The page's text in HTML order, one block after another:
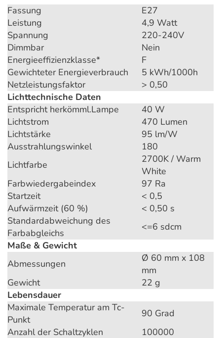
Fassung
E27
Leistung
4,9 Watt
Spannung
220-240V
Dimmbar
Nein
Energieeffizienzklasse*
F
Gewichteter Energieverbrauch
5 kWh/1000h
Netzleistungsfaktor
> 0,50
Lichttechnische Daten
Entspricht herkömml.Lampe
40 W
Lichtstrom
470 Lumen
Lichtstärke
95 lm/W
Ausstrahlungswinkel
180
Lichtfarbe
2700K / Warm
White
Farbwiedergabeindex
97 Ra
Startzeit
< 0,5
Aufwärmzeit (60 %)
< 0,50 s
Standardabweichung des
Farbabgleichs
<=6 sdcm
Maße & Gewicht
Abmessungen
Ø 60 mm x 108
mm
Gewicht
22 g
Lebensdauer
Maximale Temperatur am Tc-
Punkt
90 Grad
Anzahl der Schaltzyklen
100000